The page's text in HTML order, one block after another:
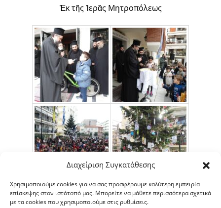
Διαχείριση Συγκατάθεσης
Χρησιμοποιούμε cookies για να σας προσφέρουμε καλύτερη εμπειρία
επίσκεψης στον ιστότοπό μας. Μπορείτε να μάθετε περισσότερα σχετικά
με τα cookies που χρησιμοποιούμε στις ρυθμίσεις.
Ἐκ τῆς Ἱερᾶς Μητροπόλεως